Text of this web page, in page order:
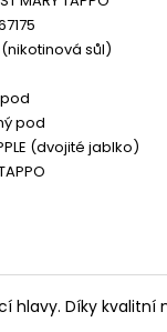
sůl)
pod
(dvojité jablko)
hlavy. Díky